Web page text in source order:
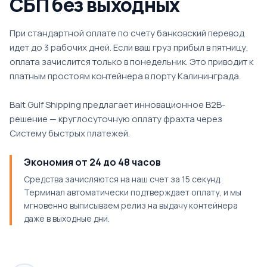
При стандартной оплате по счету банковский перевод
идет до 3 рабочих дней. Если ваш груз прибыл в пятницу,
оплата зачислится только в понедельник. Это приводит к
платным простоям контейнера в порту Калининграда.
Balt Gulf Shipping предлагает инновационное B2B-
решение — круглосуточную оплату фрахта через
Систему быстрых платежей.
Экономия от 24 до 48 часов
Средства зачисляются на наш счет за 15 секунд.
Терминал автоматически подтверждает оплату, и мы
мгновенно выписываем релиз на выдачу контейнера
даже в выходные дни.